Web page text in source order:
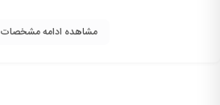
مشاهده ادامه مشخصات